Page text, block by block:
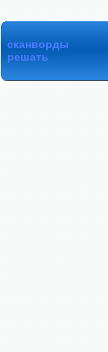
сканворды
решать